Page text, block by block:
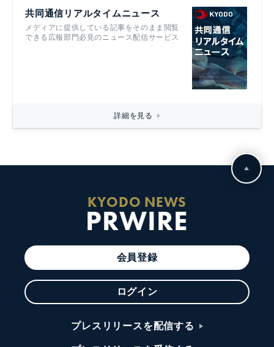
共同通信リアルタイムニュース
メディアに提供している記事をそのまま閲覧
できる広報部門必見のニュース配信サービス
詳細を見る
KYODO NEWS
PRWIRE
会員登録
ログイン
プレスリリースを配信する